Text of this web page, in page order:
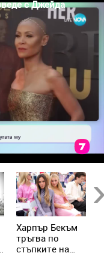
Харпър Бекъм
тръгва по
стъпките на